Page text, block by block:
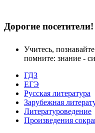
Дорогие посетители!
Учитесь,
помните: знание -
ГДЗ
ЕГЭ
Русская литература
Зарубежная
Литературоведение
Произведения